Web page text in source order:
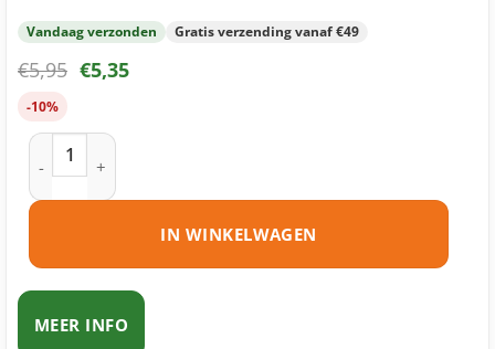
Vandaag verzonden Gratis verzending vanaf €49
€5,95 €5,35
-10%
Brother LC123 Y inktcartridge geel huismerk aantal
IN WINKELWAGEN
MEER INFO